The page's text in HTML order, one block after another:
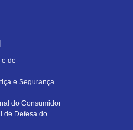
e de
e Segurança
do Consumidor
de Defesa do